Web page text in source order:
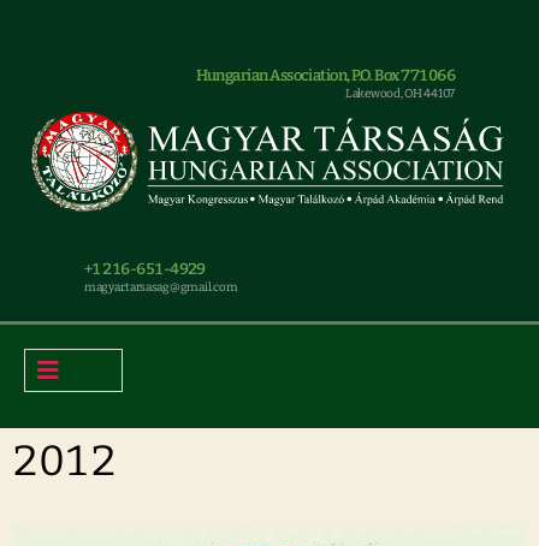
Hungarian Association, P.O. Box 771066
Lakewood, OH 44107
+1 216-651-4929
magyar.tarsasag@gmail.com
2012